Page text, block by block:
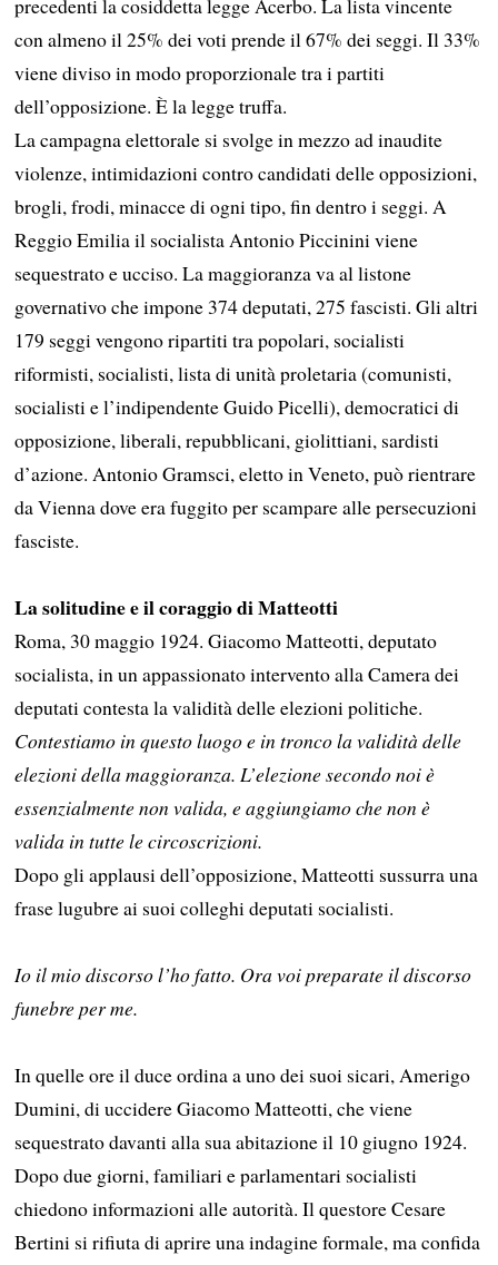
precedenti la cosiddetta legge Acerbo. La lista vincente
con almeno il 25% dei voti prende il 67% dei seggi. Il 33%
viene diviso in modo proporzionale tra i partiti
dell’opposizione. È la legge truffa.
La campagna elettorale si svolge in mezzo ad inaudite
violenze, intimidazioni contro candidati delle opposizioni,
brogli, frodi, minacce di ogni tipo, fin dentro i seggi. A
Reggio Emilia il socialista Antonio Piccinini viene
sequestrato e ucciso. La maggioranza va al listone
governativo che impone 374 deputati, 275 fascisti. Gli altri
179 seggi vengono ripartiti tra popolari, socialisti
riformisti, socialisti, lista di unità proletaria (comunisti,
socialisti e l’indipendente Guido Picelli), democratici di
opposizione, liberali, repubblicani, giolittiani, sardisti
d’azione. Antonio Gramsci, eletto in Veneto, può rientrare
da Vienna dove era fuggito per scampare alle persecuzioni
fasciste.
La solitudine e il coraggio di Matteotti
Roma, 30 maggio 1924. Giacomo Matteotti, deputato
socialista, in un appassionato intervento alla Camera dei
deputati contesta la validità delle elezioni politiche.
Contestiamo in questo luogo e in tronco la validità delle
elezioni della maggioranza. L’elezione secondo noi è
essenzialmente non valida, e aggiungiamo che non è
valida in tutte le circoscrizioni.
Dopo gli applausi dell’opposizione, Matteotti sussurra una
frase lugubre ai suoi colleghi deputati socialisti.
Io il mio discorso l’ho fatto. Ora voi preparate il discorso
funebre per me.
In quelle ore il duce ordina a uno dei suoi sicari, Amerigo
Dumini, di uccidere Giacomo Matteotti, che viene
sequestrato davanti alla sua abitazione il 10 giugno 1924.
Dopo due giorni, familiari e parlamentari socialisti
chiedono informazioni alle autorità. Il questore Cesare
Bertini si rifiuta di aprire una indagine formale, ma confida